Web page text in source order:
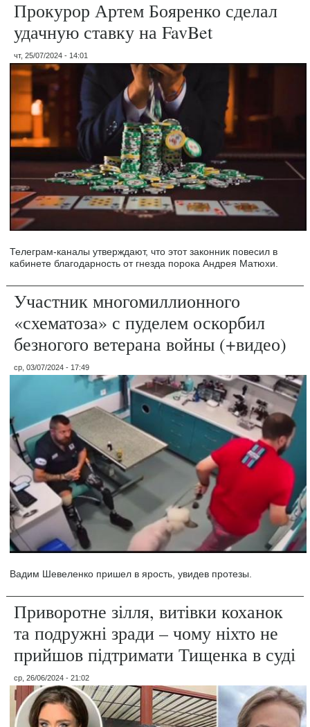
Прокурор Артем Бояренко сделал
удачную ставку на FavBet
чт, 25/07/2024 - 14:01
Телеграм-каналы утверждают, что этот законник повесил в
кабинете благодарность от гнезда порока Андрея Матюхи.
Участник многомиллионного
«схематоза» с пуделем оскорбил
безногого ветерана войны (+видео)
ср, 03/07/2024 - 17:49
Вадим Шевеленко пришел в ярость, увидев протезы.
Приворотне зілля, витівки коханок
та подружні зради – чому ніхто не
прийшов підтримати Тищенка в суді
ср, 26/06/2024 - 21:02